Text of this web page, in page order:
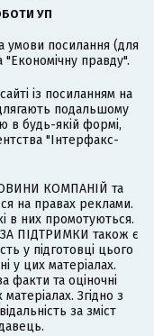
УП
умови посилання (для
правду".
із посиланням на
подальшому
в будь-якій формі,
"Інтерфакс-
КОМПАНІЙ та
на правах реклами.
в них промотуються.
ПІДТРИМКИ також є
у підготовці цього
у цих матеріалах.
факти та оціночні
Згідно з
за зміст